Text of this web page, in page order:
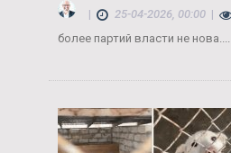
| 25-04-2026, 00:00 |
более партий власти не нова....